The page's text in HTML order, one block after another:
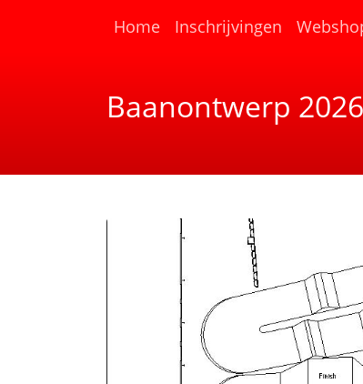
Home(current)
Inschrijvingen
Baanontwerp 2026